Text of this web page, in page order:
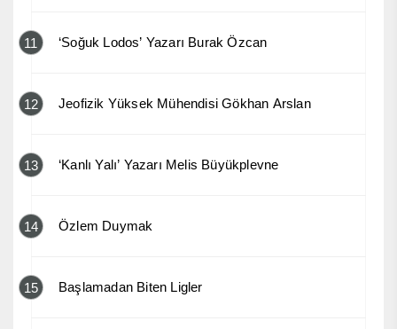
11 ‘Soğuk Lodos’ Yazarı Burak Özcan
12 Jeofizik Yüksek Mühendisi Gökhan Arslan
13 ‘Kanlı Yalı’ Yazarı Melis Büyükplevne
14 Özlem Duymak
15 Başlamadan Biten Ligler